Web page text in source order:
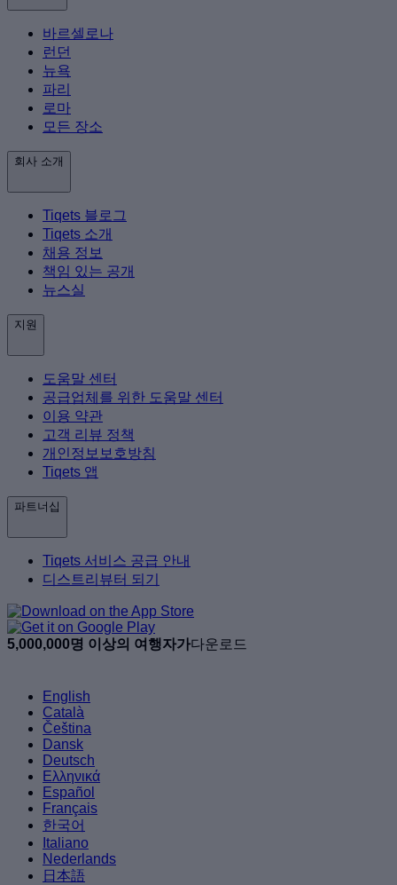
바르셀로나
런던
뉴욕
파리
로마
모든 장소
회사 소개
Tiqets 블로그
Tiqets 소개
채용 정보
책임 있는 공개
뉴스실
지원
도움말 센터
공급업체를 위한 도움말 센터
이용 약관
고객 리뷰 정책
개인정보보호방침
Tiqets 앱
파트너십
Tiqets 서비스 공급 안내
디스트리뷰터 되기
5,000,000명 이상의 여행자가다운로드
English
Català
Čeština
Dansk
Deutsch
Ελληνικά
Español
Français
한국어
Italiano
Nederlands
日本語